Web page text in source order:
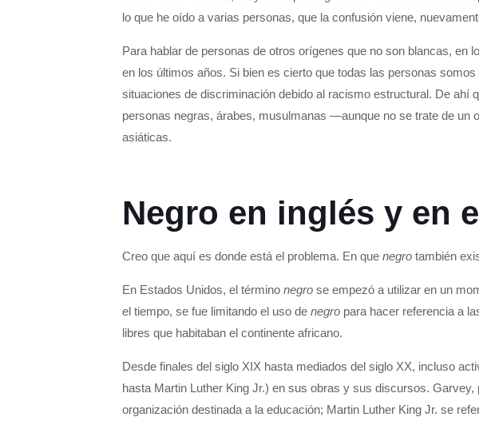
lo que he oído a varias personas, que la confusión viene,
Para hablar de personas de otros orígenes que no son blancas, en
en los últimos años. Si bien es cierto que todas las personas
situaciones de discriminación debido al racismo estructural. De
personas negras, árabes, musulmanas —aunque no se trate de
asiáticas.
Negro en inglés y en
Creo que aquí es donde está el problema. En que negrotambién
En Estados Unidos, el término negrose empezó a utilizar en un
el tiempo, se fue limitando el uso de negro para hacer referencia a
libres que habitaban el continente africano.
Desde finales del siglo XIX hasta mediados del siglo XX, incluso
hasta Martin Luther King Jr.) en sus obras y sus discursos.
organización destinada a la educación; Martin Luther King Jr. se